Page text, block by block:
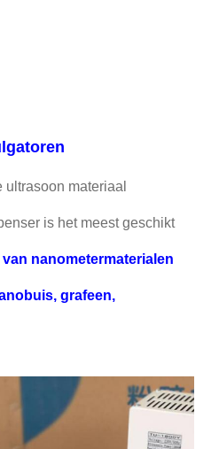
materiaal
is het meest geschikt
nanometermaterialen
grafeen,